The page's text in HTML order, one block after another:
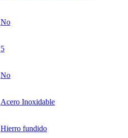
No
5
No
Acero Inoxidable
Hierro fundido